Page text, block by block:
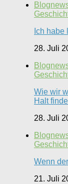
Ich
28. Juli
Wie wir
Halt
28. Juli
Wenn
21. Juli